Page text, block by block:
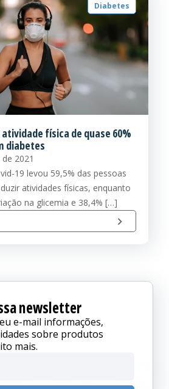
Diabetes
física de quase 60%
diabetes
2021
19 levou 59,5% das pessoas
atividades físicas, enquanto
na glicemia e 38,4% […]
newsletter
e-mail informações,
sobre produtos
mais.